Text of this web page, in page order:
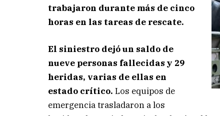
trabajaron durante más de cinco
horas en las tareas de rescate.
El siniestro dejó un saldo de
nueve personas fallecidas y 29
heridas, varias de ellas en
estado crítico.Los equipos de
emergencia trasladaron a los